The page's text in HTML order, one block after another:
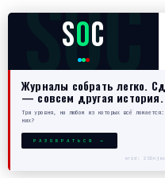
SOC
SOC
Журналы собрать легко.
— совсем другая история.
Три уровня, на любом из которых всё
них?
РАЗОБРАТЬСЯ →
erid: